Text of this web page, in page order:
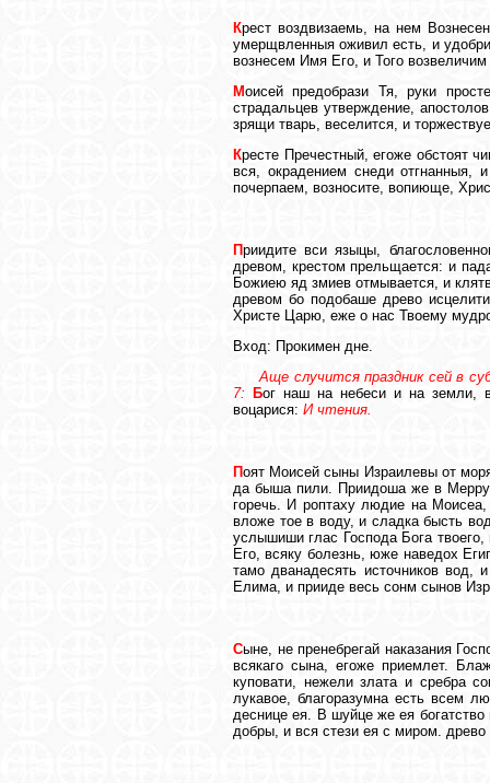
Крест воздвизаемь, на нем
умерщвленныя оживил есть, и
вознесем Имя Его, и Того
Моисей предобрази Тя, руки
страдальцев утверждение,
зрящи тварь, веселится, и
Кресте Пречестный, егоже обстоят
вся, окрадением снеди
почерпаем, возносите, вопиюще,
Приидите вси языцы,
древом, крестом прельщается: и
Божиею яд змиев отмывается, и
древом бо подобаше древо
Христе Царю, еже о нас Твоему
Вход: Прокимен дне.
Аще случится праздник сей в
7:
Бог наш на небеси и на земли,
воцарися: И чтения.
Поят Моисей сыны Израилевы от
да быша пили. Приидоша же в
горечь. И роптаху людие на
вложе тое в воду, и сладка бысть
услышиши глас Господа Бога
Его, всяку болезнь, юже наведох
тамо дванадесять источников
Елима, и прииде весь сонм сынов
Сыне, не пренебрегай наказания
всякаго сына, егоже приемлет.
куповати, нежели злата и сребра
лукавое, благоразумна есть всем
деснице ея. В шуйце же ея
добры, и вся стези ея с миром.